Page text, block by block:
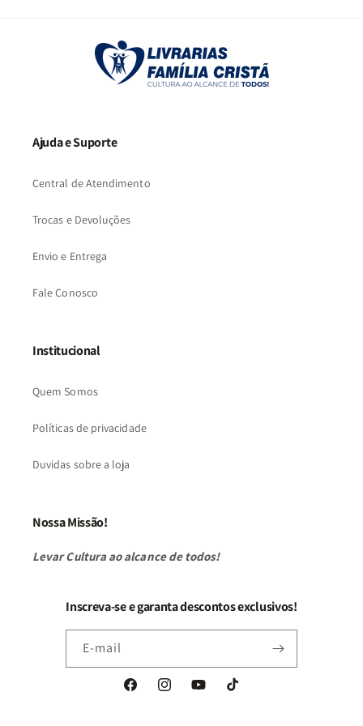
Ajuda e Suporte
Central de Atendimento
Trocas e Devoluções
Envio e Entrega
Fale Conosco
Institucional
Quem Somos
Políticas de privacidade
Duvidas sobre a loja
Nossa Missão!
Levar Cultura ao alcance de todos!
Inscreva-se e garanta descontos exclusivos!
E-mail
FacebookInstagramYouTubeTikTok